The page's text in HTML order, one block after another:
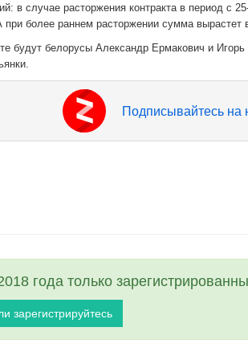
в случае расторжения контракта в период с
более раннем расторжении сумма вырастет
будут белорусы Александр Ермакович и
Подписывайтесь на
года только
зарегистрируйтесь